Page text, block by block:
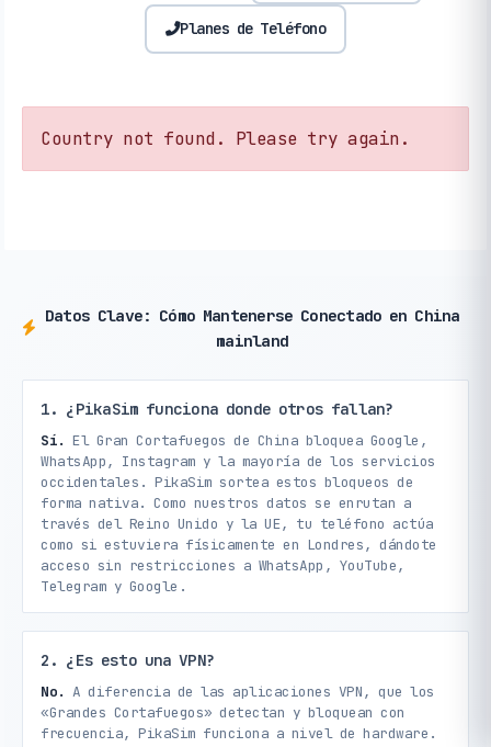
Planes de Teléfono
Country not found. Please try again.
Datos Clave: Cómo Mantenerse Conectado en China
mainland
1. ¿PikaSim funciona donde otros fallan?
Sí. El Gran Cortafuegos de China bloquea Google,
WhatsApp, Instagram y la mayoría de los servicios
occidentales. PikaSim sortea estos bloqueos de
forma nativa. Como nuestros datos se enrutan a
través del Reino Unido y la UE, tu teléfono actúa
como si estuviera físicamente en Londres, dándote
acceso sin restricciones a WhatsApp, YouTube,
Telegram y Google.
2. ¿Es esto una VPN?
No. A diferencia de las aplicaciones VPN, que los
«Grandes Cortafuegos» detectan y bloquean con
frecuencia, PikaSim funciona a nivel de hardware.